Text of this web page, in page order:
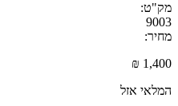
מק"ט:
9003
מחיר:
₪ 1,400
המלאי אזל